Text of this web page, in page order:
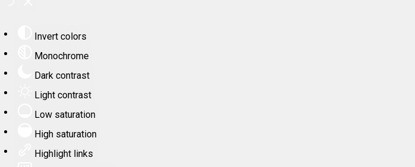
Invert colors
Monochrome
Dark contrast
Light contrast
Low saturation
High saturation
Highlight links